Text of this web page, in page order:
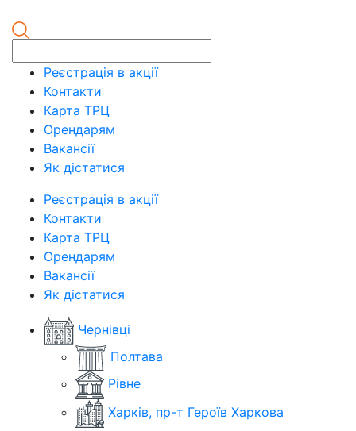
Реєстрація в акції
Контакти
Карта ТРЦ
Орендарям
Вакансії
Як дістатися
Реєстрація в акції
Контакти
Карта ТРЦ
Орендарям
Вакансії
Як дістатися
Чернівці
Полтава
Рівне
Харків, пр-т Героїв Харкова